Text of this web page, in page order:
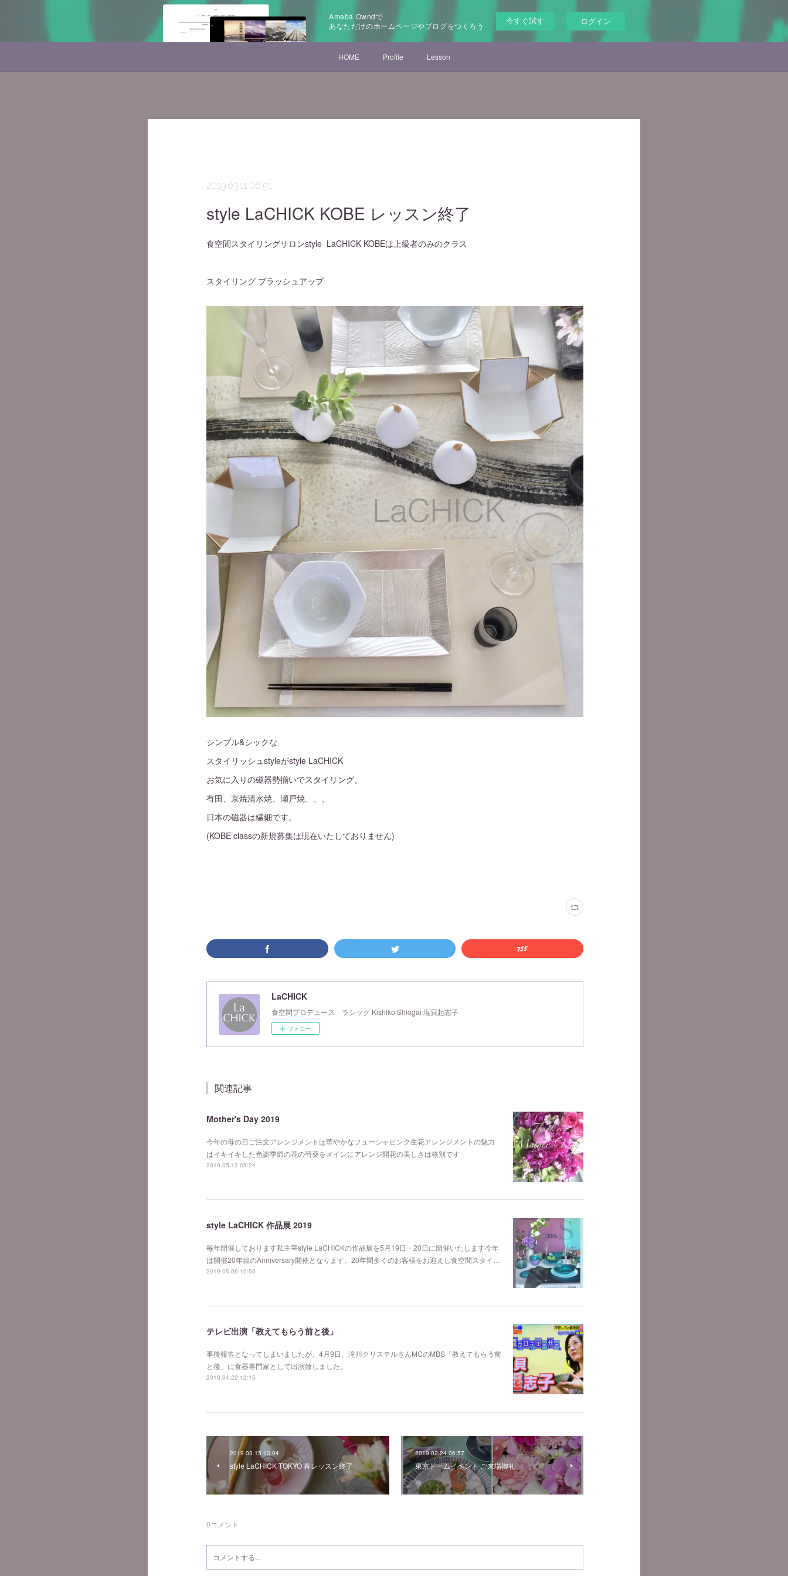
Ameba Owndで
あなただけのホームページやブログをつくろう
今すぐ試す ログイン
HOME Profile Lesson
2019.03.11 06:51
style LaCHICK KOBE レッスン終了
食空間スタイリングサロンstyle LaCHICK KOBEは上級者のみのクラス
スタイリング ブラッシュアップ
シンプル&シックな
スタイリッシュstyleがstyle LaCHICK
お気に入りの磁器勢揃いでスタイリング。
有田、京焼清水焼、瀬戸焼、、、
日本の磁器は繊細です。
(KOBE classの新規募集は現在いたしておりません)
LaCHICK
食空間プロデュース ラシック Kishiko Shiogai 塩貝起志子
フォロー
関連記事
Mother's Day 2019
今年の母の日ご注文アレンジメントは華やかなフューシャピンク生花アレンジメントの魅力
はイキイキした色姿季節の花の芍薬をメインにアレンジ開花の美しさは格別です
2019.05.12 05:24
style LaCHICK 作品展 2019
毎年開催しております私主宰style LaCHICKの作品展を5月19日・20日に開催いたします今年
は開催20年目のAnniversary開催となります。20年間多くのお客様をお迎えし食空間スタイ…
2019.05.06 10:50
テレビ出演「教えてもらう前と後」
事後報告となってしまいましたが、4月9日、滝川クリステルさんMCのMBS「教えてもらう前
と後」に食器専門家として出演致しました。
2019.04.22 12:15
2019.03.15 13:04
style LaCHICK TOKYO 春レッスン終了
2019.02.24 06:57
東京ドームイベント ご来場御礼
0コメント